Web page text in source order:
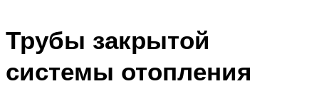
Трубы закрытой
системы отопления